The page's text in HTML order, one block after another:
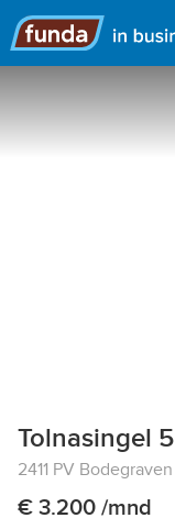
Hoofdmenu
Tolnasingel 5
2411 PV Bodegraven
€ 3.200 /mnd